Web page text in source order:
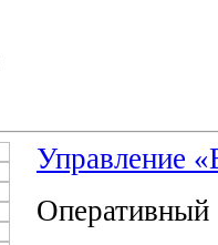
Управление
Оперативный